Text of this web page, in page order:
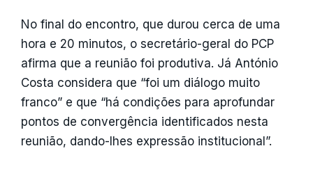
No final do encontro, que durou cerca de uma
hora e 20 minutos, o secretário-geral do PCP
afirma que a reunião foi produtiva. Já António
Costa considera que “foi um diálogo muito
franco” e que “há condições para aprofundar
pontos de convergência identificados nesta
reunião, dando-lhes expressão institucional”.